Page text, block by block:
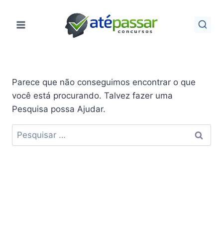
para
Parece que não conseguimos encontrar o que
você está procurando. Talvez fazer uma
Pesquisa possa Ajudar.
Pesquisar
por: